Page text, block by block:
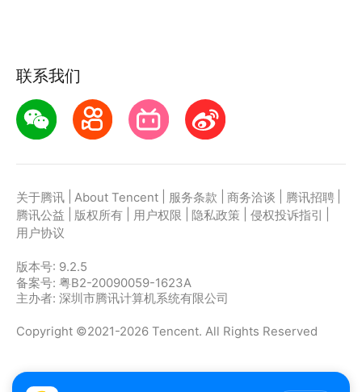
联系我们
关于腾讯 About Tencent 服务条款 商务洽谈 腾讯招聘
腾讯公益
版权所有 用户权限 隐私政策 侵权投诉指引
用户协议
版本号: 9.2.5
备案号: 粤B2-20090059-1623A
主办者: 深圳市腾讯计算机系统有限公司
Copyright ©2021-2026 Tencent. All Rights Reserved